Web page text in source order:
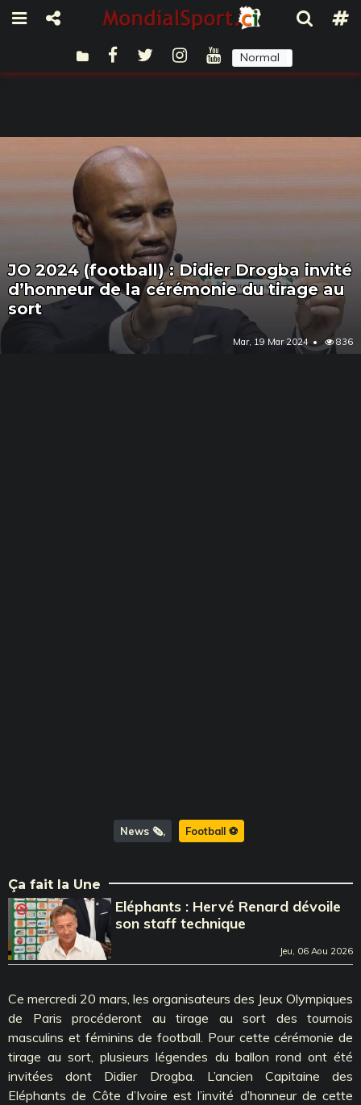
Normal
JO 2024 (football) : Didier Drogba invité
d’honneur de la cérémonie du tirage au
sort
Mar, 19 Mar 2024 836
News 🗞️ Football ⚽️
Ça fait la Une
Eléphants : Hervé Renard dévoile
son staff technique
Jeu, 06 Aou 2026
Ce mercredi 20 mars, les organisateurs des Jeux Olympiques
de Paris procéderont au tirage au sort des tournois
masculins et féminins de football. Pour cette cérémonie de
tirage au sort, plusieurs légendes du ballon rond ont été
invitées dont Didier Drogba. L’ancien Capitaine des
Eléphants de Côte d’Ivoire est l’invité d’honneur de cette